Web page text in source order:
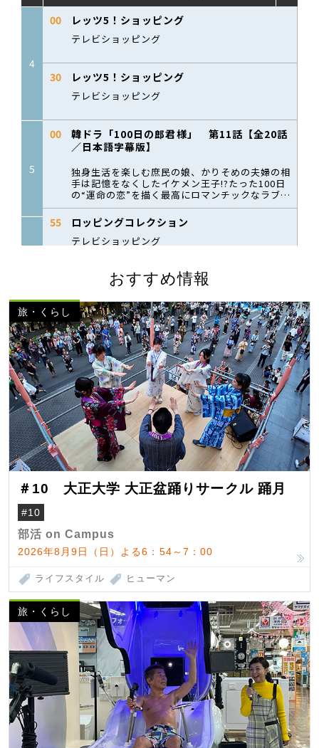
おすすめ情報
旅・くらし
＃10 大正大学 大正盆踊りサークル 踊月
#10
部活 on Campus
2026年8月9日（日）よる6：54～7：00
ライフスタイル ヒューマン
旅・くらし